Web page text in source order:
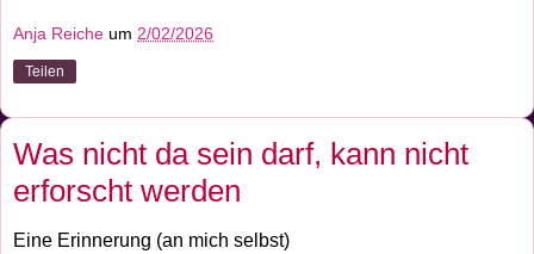
Anja Reiche um 2/02/2026
Teilen
Was nicht da sein darf, kann nicht
erforscht werden
Eine Erinnerung (an mich selbst)